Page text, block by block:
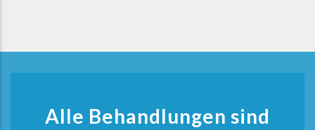
Alle Behandlungen sind